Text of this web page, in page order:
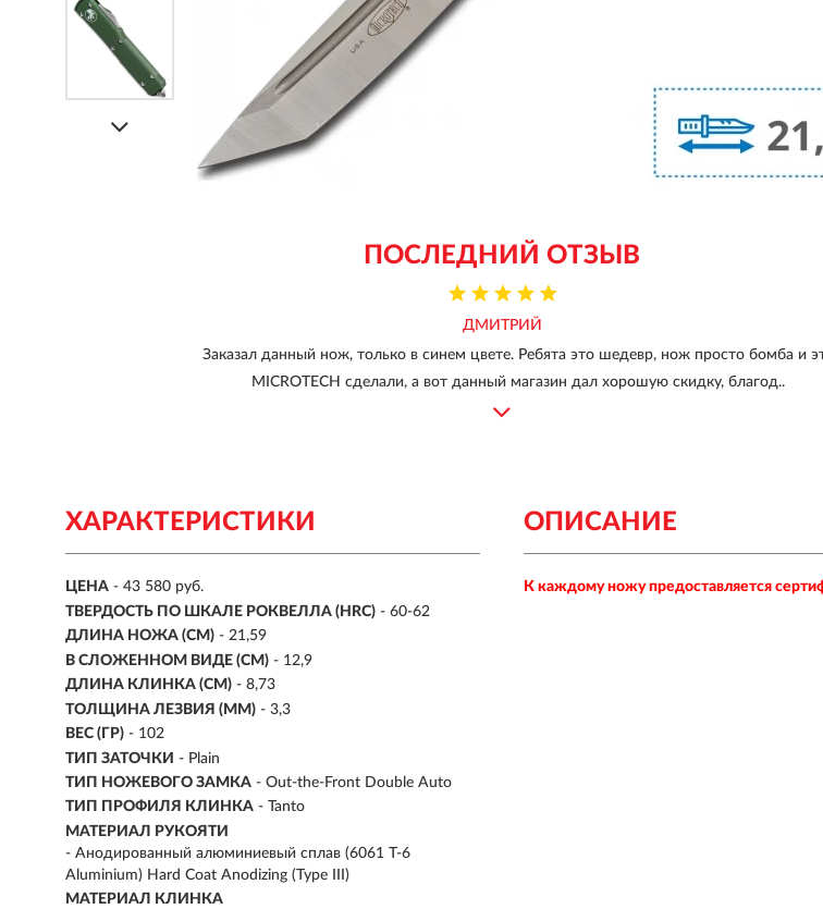
ПОСЛЕДНИЙ ОТЗЫВ
ДМИТРИЙ
Заказал данный нож, только в синем цвете. Ребята это шедевр, нож просто бомба и
MICROTECH сделали, а вот данный магазин дал хорошую скидку, благод..
ХАРАКТЕРИСТИКИ
ЦЕНА - 43 580 руб.
ТВЕРДОСТЬ ПО ШКАЛЕ РОКВЕЛЛА (HRC) - 60-62
ДЛИНА НОЖА (СМ) - 21,59
В СЛОЖЕННОМ ВИДЕ (СМ) - 12,9
ДЛИНА КЛИНКА (СМ) - 8,73
ТОЛЩИНА ЛЕЗВИЯ (ММ) - 3,3
ВЕС (ГР) - 102
ТИП ЗАТОЧКИ - Plain
ТИП НОЖЕВОГО ЗАМКА - Out-the-Front Double Auto
ТИП ПРОФИЛЯ КЛИНКА - Tanto
МАТЕРИАЛ РУКОЯТИ
- Анодированный алюминиевый сплав (6061 T-6
Aluminium) Hard Coat Anodizing (Type III)
МАТЕРИАЛ КЛИНКА
ОПИСАНИЕ
К каждому ножу предоставляется